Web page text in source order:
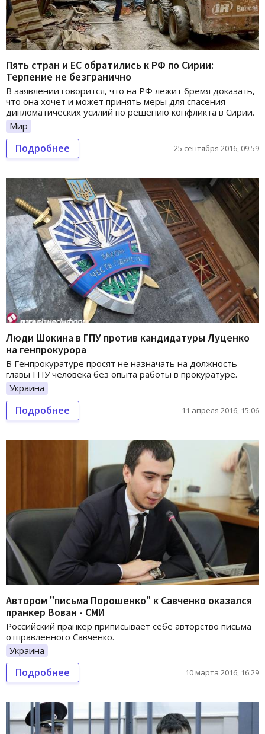
Пять стран и ЕС обратились к РФ по Сирии:
Терпение не безгранично
В заявлении говорится, что на РФ лежит бремя доказать,
что она хочет и может принять меры для спасения
дипломатических усилий по решению конфликта в Сирии.
Мир
Подробнее 25 сентября 2016, 09:59
Люди Шокина в ГПУ против кандидатуры Луценко
на генпрокурора
В Генпрокуратуре просят не назначать на должность
главы ГПУ человека без опыта работы в прокуратуре.
Украина
Подробнее 11 апреля 2016, 15:06
Автором "письма Порошенко" к Савченко оказался
пранкер Вован - СМИ
Российский пранкер приписывает себе авторство письма
отправленного Савченко.
Украина
Подробнее 10 марта 2016, 16:29